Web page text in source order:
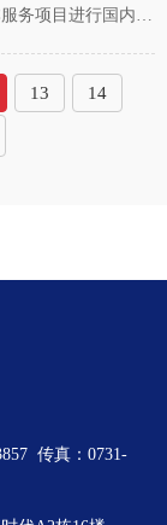
务项目进行国内邀
文化旅游项目凤凰
13 14
传真：0731-